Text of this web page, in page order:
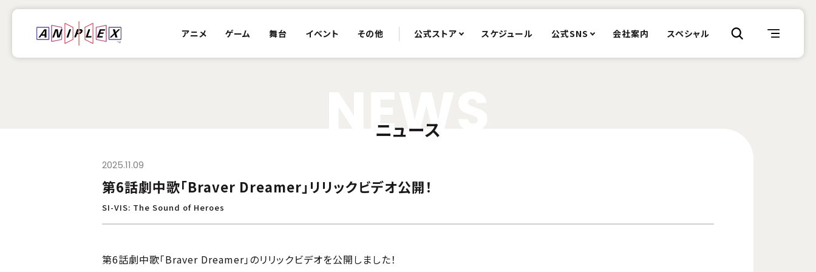
アニメ ゲーム 舞台 イベント その他 公式ストア スケジュール 公式SNS 会社案内 スペシャル
EW
ニュース
2025.11.09
第6話劇中歌「Braver Dreamer」リリックビデオ公開！
SI-VIS: The Sound of Heroes
第6話劇中歌「Braver Dreamer」のリリックビデオを公開しました！